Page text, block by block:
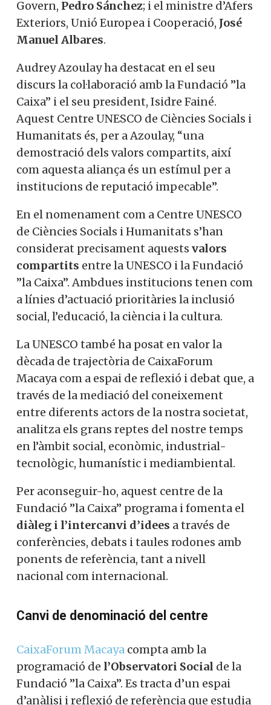
Govern, Pedro Sánchez; i el ministre d’Afers
Exteriors, Unió Europea i Cooperació, José
Manuel Albares.
Audrey Azoulay ha destacat en el seu
discurs la col·laboració amb la Fundació ”la
Caixa” i el seu president, Isidre Fainé.
Aquest Centre UNESCO de Ciències Socials i
Humanitats és, per a Azoulay, “una
demostració dels valors compartits, així
com aquesta aliança és un estímul per a
institucions de reputació impecable”.
En el nomenament com a Centre UNESCO
de Ciències Socials i Humanitats s’han
considerat precisament aquests valors
compartits entre la UNESCO i la Fundació
”la Caixa”. Ambdues institucions tenen com
a línies d’actuació prioritàries la inclusió
social, l’educació, la ciència i la cultura.
La UNESCO també ha posat en valor la
dècada de trajectòria de CaixaForum
Macaya com a espai de reflexió i debat que, a
través de la mediació del coneixement
entre diferents actors de la nostra societat,
analitza els grans reptes del nostre temps
en l’àmbit social, econòmic, industrial-
tecnològic, humanístic i mediambiental.
Per aconseguir-ho, aquest centre de la
Fundació ”la Caixa” programa i fomenta el
diàleg i l’intercanvi d’idees a través de
conferències, debats i taules rodones amb
ponents de referència, tant a nivell
nacional com internacional.
Canvi de denominació del centre
CaixaForum Macaya compta amb la
programació de l’Observatori Social de la
Fundació ”la Caixa”. Es tracta d’un espai
d’anàlisi i reflexió de referència que estudia